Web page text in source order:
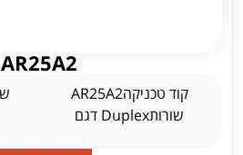
AR25A2
קוד טכניקהAR25A2
שורותDuplex דגם
שרשרתAR25A2 תקן